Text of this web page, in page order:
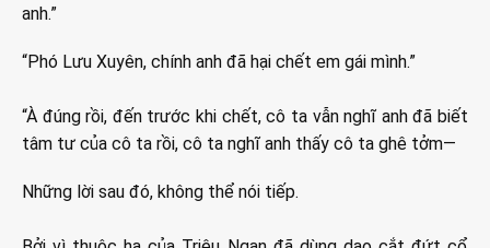
anh.”
“Phó Lưu Xuyên, chính anh đã hại chết em gái mình.”
“À đúng rồi, đến trước khi chết, cô ta vẫn nghĩ anh đã biết
tâm tư của cô ta rồi, cô ta nghĩ anh thấy cô ta ghê tởm—
Những lời sau đó, không thể nói tiếp.